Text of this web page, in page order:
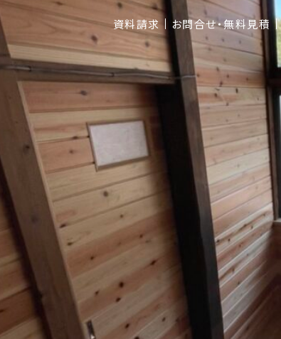
資料請求 お問合せ・無料見積